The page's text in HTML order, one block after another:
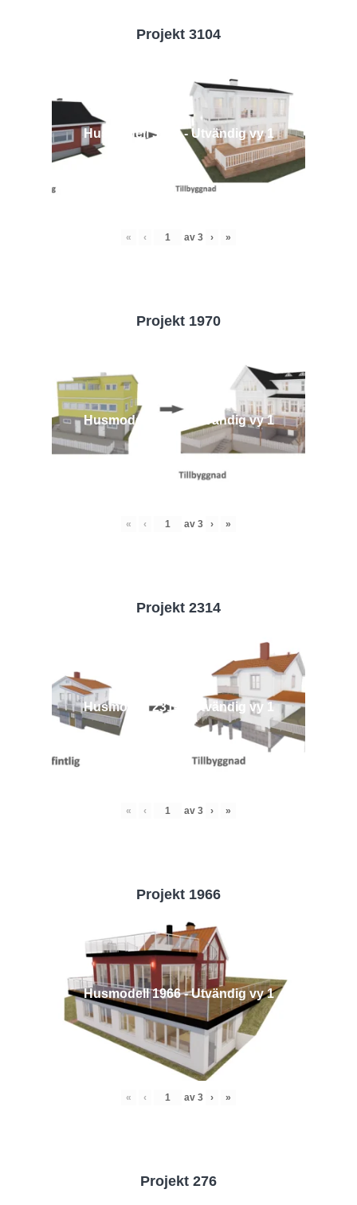
Projekt 3104
Husmodell 3104 - Utvändig vy 1
« ‹ av 3 › »
Projekt 1970
Husmodell 1970 - Utvändig vy 1
« ‹ av 3 › »
Projekt 2314
Husmodell 2314 - Utvändig vy 1
« ‹ av 3 › »
Projekt 1966
Husmodell 1966 - Utvändig vy 1
« ‹ av 3 › »
Projekt 276